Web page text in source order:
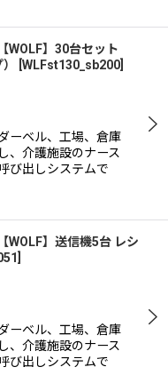
WOLF】30台セット
WLFst130_sb200
ーベル、工場、倉庫
、介護施設のナース
び出しシステムで
WOLF】送信機5台 レシ
ーベル、工場、倉庫
、介護施設のナース
び出しシステムで